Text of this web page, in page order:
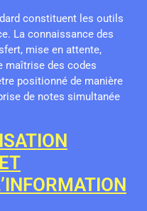
constituent les outils
La connaissance des
mise en attente,
maîtrise des codes
positionné de manière
de notes simultanée